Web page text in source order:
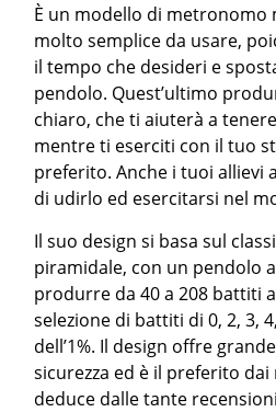
È un modello di metronomo
molto semplice da usare,
il tempo che desideri e
pendolo. Quest’ultimo
chiaro, che ti aiuterà a
mentre ti eserciti con il tuo
preferito. Anche i tuoi allievi
di udirlo ed esercitarsi nel
Il suo design si basa sul
piramidale, con un pendolo
produrre da 40 a 208 battiti
selezione di battiti di 0, 2, 3,
dell’1%. Il design offre
sicurezza ed è il preferito
deduce dalle tante